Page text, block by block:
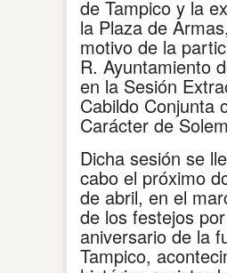
de Tampico y la
la Plaza de
motivo de la
R. Ayuntamiento
en la Sesión
Cabildo Conjunta
Carácter de
Dicha sesión se
cabo el próximo
de abril, en el
de los festejos
aniversario de la
Tampico,